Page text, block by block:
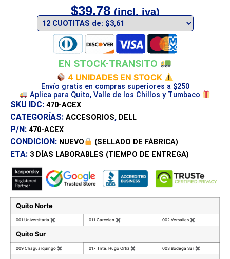
$39,78 (incl. iva)
EN STOCK-TRANSITO
4 UNIDADES EN STOCK
Envío gratis en compras superiores a $250
Aplica para Quito, Valle de los Chillos y Tumbaco
SKU IDC: 470-ACEX
CATEGORÍAS: ACCESORIOS, DELL
P/N: 470-ACEX
CONDICION: NUEVO (SELLADO DE FÁBRICA)
ETA: 3 DÍAS LABORABLES (TIEMPO DE ENTREGA)
Quito Norte
001 Universitaria ✖ 011 Carcelen ✖ 002 Versalles ✖
Quito Sur
009 Chaguarquingo ✖ 017 Tnte. Hugo Ortiz ✖ 003 Bodega Sur ✖